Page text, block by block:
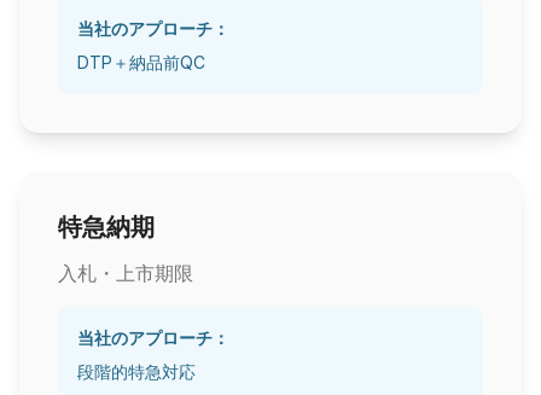
当社のアプローチ：
DTP＋納品前QC
特急納期
入札・上市期限
当社のアプローチ：
段階的特急対応